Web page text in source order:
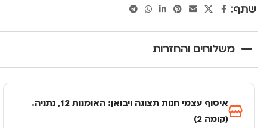
שתף:
משלוחים והחזרות
איסוף עצמי חנות תצוגה ויבואן: האומנות 12, נתניה.
(קומה 2)